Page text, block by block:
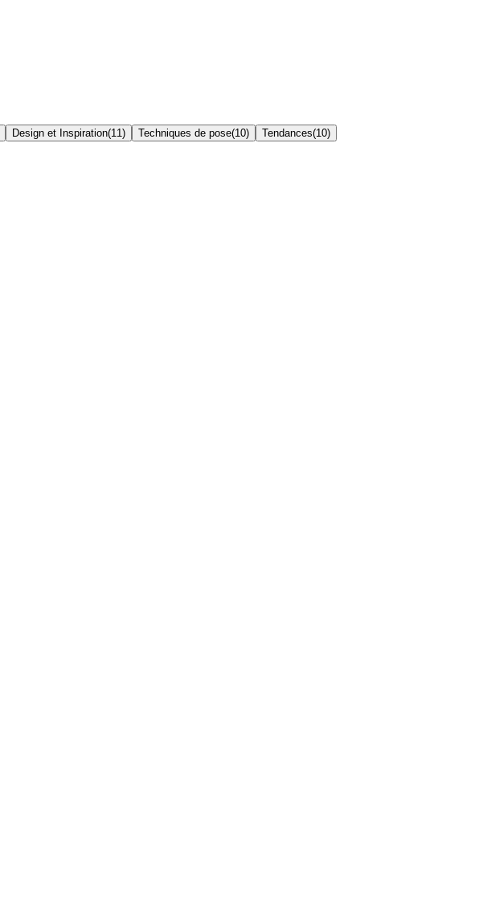
Design et Inspiration(11 ) Techniques de pose(10) Tendances(10)